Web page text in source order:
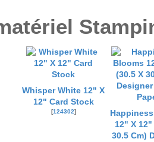
Whisper White 12" X
12" Card Stock
[124302]
12" X 12"
30.5 Cm)